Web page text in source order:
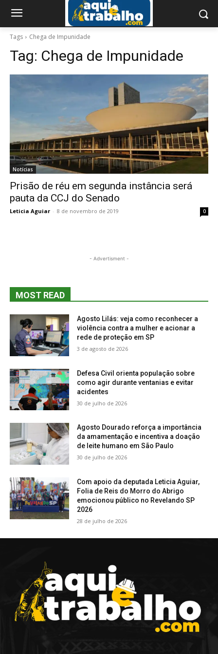
Tags Chega de Impunidade
Tag: Chega de Impunidade
Notícias
Prisão de réu em segunda instância será
pauta da CCJ do Senado
Leticia Aguiar - 8 de novembro de 2019 0
- Advertisment -
MOST READ
Agosto Lilás: veja como reconhecer a
violência contra a mulher e acionar a
rede de proteção em SP
3 de agosto de 2026
Defesa Civil orienta população sobre
como agir durante ventanias e evitar
acidentes
30 de julho de 2026
Agosto Dourado reforça a importância
da amamentação e incentiva a doação
de leite humano em São Paulo
30 de julho de 2026
Com apoio da deputada Leticia Aguiar,
Folia de Reis do Morro do Abrigo
emocionou público no Revelando SP
2026
28 de julho de 2026